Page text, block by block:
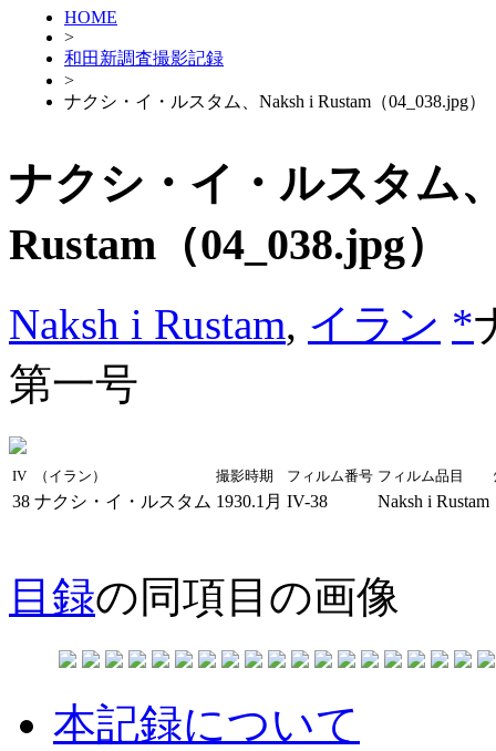
HOME
>
和田新調査撮影記録
>
ナクシ・イ・ルスタム、Naksh i Rustam（04_038.jpg）
ナクシ・イ・ルスタム
Rustam（04_038.jpg）
Naksh i Rustam, イラン *
第一号
IV （イラン） 撮影時期 フィルム番号 フィルム品目
38 ナクシ・イ・ルスタム 1930.1月 IV-38 Naksh i Rustam
目録の同項目の画像
本記録について